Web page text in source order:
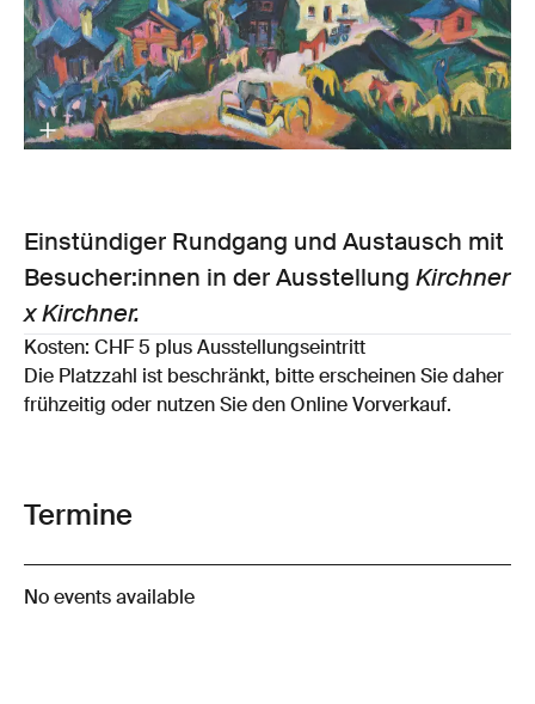
Einstündiger Rundgang und Austausch mit
Besucher:innen in der Ausstellung Kirchner
x Kirchner.
Kosten: CHF 5 plus Ausstellungseintritt
Die Platzzahl ist beschränkt, bitte erscheinen Sie daher
frühzeitig oder nutzen Sie den Online Vorverkauf.
Termine
No events available